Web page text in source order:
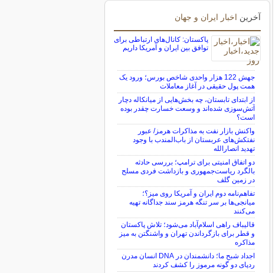
آخرین اخبار ایران و جهان
پاکستان: کانال‌های ارتباطی برای
توافق بین ایران و آمریکا داریم
جهش 122 هزار واحدی شاخص بورس؛ ورود یک
همت پول حقیقی در آغاز معاملات
از ابتدای تابستان، چه بخش‌هایی از میانکاله دچار
آتش‌سوزی شده‌اند و وسعت خسارت چقدر بوده
است؟
واکنش بازار نفت به مذاکرات هرمز/ عبور
نفتکش‌های عربستان از باب‌المندب با وجود
تهدید انصارالله
دو اتفاق امنیتی برای ترامپ؛ بررسی حادثه
بالگرد ریاست‌جمهوری و بازداشت فردی مسلح
در زمین گلف
تفاهم‌نامه دوم ایران و آمریکا روی میز؟؛
میانجی‌ها بر سر تنگه هرمز سند جداگانه تهیه
می‌کنند
قالیباف راهی اسلام‌آباد می‌شود؛ تلاش پاکستان
و قطر برای بازگرداندن تهران و واشنگتن به میز
مذاکره
اجداد شبح ما؛ دانشمندان در DNA انسان مدرن
ردپای دو گونه مرموز را کشف کردند